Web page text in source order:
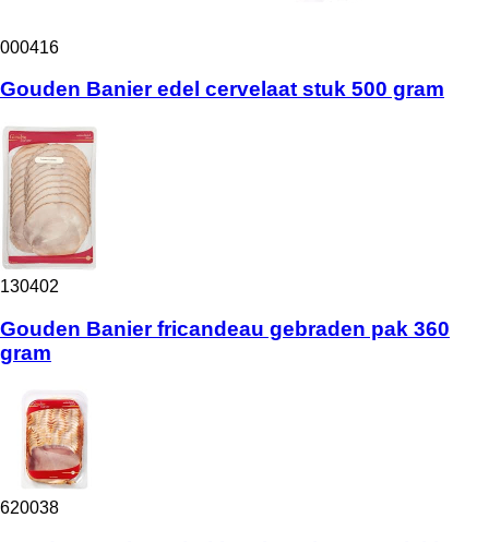
000416
Gouden Banier edel cervelaat stuk 500 gram
130402
Gouden Banier fricandeau gebraden pak 360
gram
620038